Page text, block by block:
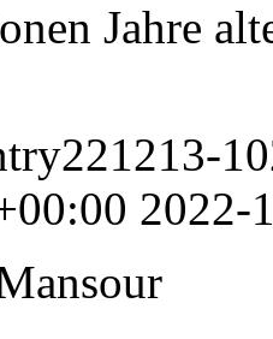
Jahre
2022-